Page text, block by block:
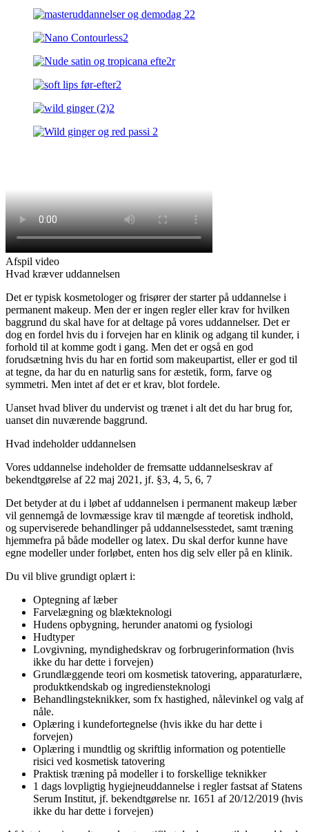
Afspil video
Hvad kræver uddannelsen
Det er typisk kosmetologer og frisører der starter på uddannelse i
permanent makeup. Men der er ingen regler eller krav for hvilken
baggrund du skal have for at deltage på vores uddannelser. Det er
dog en fordel hvis du i forvejen har en klinik og adgang til kunder, i
forhold til at komme godt i gang. Men det er også en god
forudsætning hvis du har en fortid som makeupartist, eller er god til
at tegne, da har du en naturlig sans for æstetik, form, farve og
symmetri. Men intet af det er et krav, blot fordele.
Uanset hvad bliver du undervist og trænet i alt det du har brug for,
uanset din nuværende baggrund.
Hvad indeholder uddannelsen
Vores uddannelse indeholder de fremsatte uddannelseskrav af
bekendtgørelse af 22 maj 2021, jf. §3, 4, 5, 6, 7
Det betyder at du i løbet af uddannelsen i permanent makeup læber
vil gennemgå de lovmæssige krav til mængde af teoretisk indhold,
og superviserede behandlinger på uddannelsesstedet, samt træning
hjemmefra på både modeller og latex. Du skal derfor kunne have
egne modeller under forløbet, enten hos dig selv eller på en klinik.
Du vil blive grundigt oplært i:
Optegning af læber
Farvelægning og blækteknologi
Hudens opbygning, herunder anatomi og fysiologi
Hudtyper
Lovgivning, myndighedskrav og forbrugerinformation (hvis
ikke du har dette i forvejen)
Grundlæggende teori om kosmetisk tatovering, apparaturlære,
produktkendskab og ingrediensteknologi
Behandlingsteknikker, som fx hastighed, nålevinkel og valg af
nåle.
Oplæring i kundefortegnelse (hvis ikke du har dette i
forvejen)
Oplæring i mundtlig og skriftlig information og potentielle
risici ved kosmetisk tatovering
Praktisk træning på modeller i to forskellige teknikker
1 dags lovpligtig hygiejneuddannelse i regler fastsat af Statens
Serum Institut, jf. bekendtgørelse nr. 1651 af 20/12/2019 (hvis
ikke du har dette i forvejen)